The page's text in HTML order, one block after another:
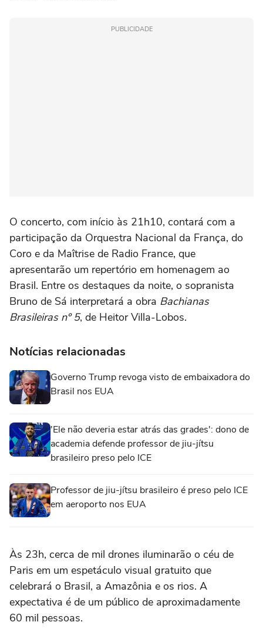
PUBLICIDADE
O concerto, com início às 21h10, contará com a
participação da Orquestra Nacional da França, do
Coro e da Maîtrise de Radio France, que
apresentarão um repertório em homenagem ao
Brasil. Entre os destaques da noite, o sopranista
Bruno de Sá interpretará a obra Bachianas
Brasileiras nº 5, de Heitor Villa-Lobos.
Notícias relacionadas
Governo Trump revoga visto de embaixadora do
Brasil nos EUA
'Ele não deveria estar atrás das grades': dono de
academia defende professor de jiu-jítsu
brasileiro preso pelo ICE
Professor de jiu-jítsu brasileiro é preso pelo ICE
em aeroporto nos EUA
Às 23h, cerca de mil drones iluminarão o céu de
Paris em um espetáculo visual gratuito que
celebrará o Brasil, a Amazônia e os rios. A
expectativa é de um público de aproximadamente
60 mil pessoas.